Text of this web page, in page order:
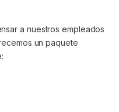
a nuestros empleados
un paquete